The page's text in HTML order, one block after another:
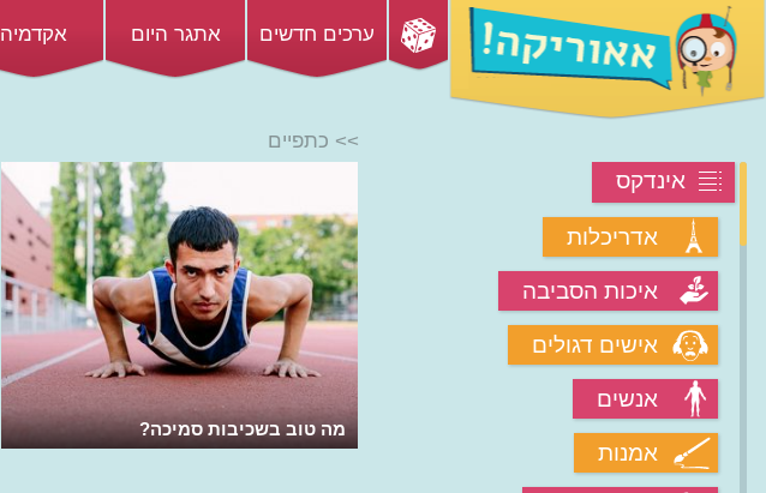
ערכים חדשים אתגר היום אקדמיה
אינדקס
אדריכלות
איכות הסביבה
אישים דגולים
אנשים
אמנות
>> כתפיים
מה טוב בשכיבות סמיכה?